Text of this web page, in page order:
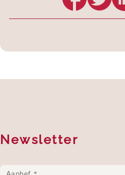
Newsletter